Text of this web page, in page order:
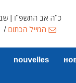
כ"ה אב התשפ"ו | שבת, 08 אוגוסט
המייל הכתום/
nouvelles